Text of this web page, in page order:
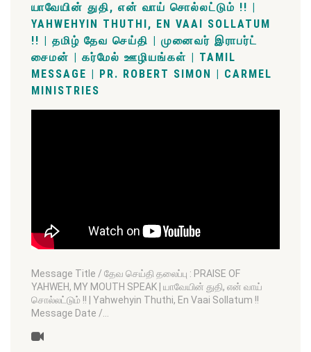
யாவேயின் துதி, என் வாய் சொல்லட்டும் !! |
YAHWEHYIN THUTHI, EN VAAI SOLLATUM
!! | தமிழ் தேவ செய்தி | முனைவர் இராபர்ட்
சைமன் | கர்மேல் ஊழியங்கள் | TAMIL
MESSAGE | PR. ROBERT SIMON | CARMEL
MINISTRIES
Message Title / தேவ செய்தி தலைப்பு : PRAISE OF
YAHWEH, MY MOUTH SPEAK | யாவேயின் துதி, என் வாய்
சொல்லட்டும் !! | Yahwehyin Thuthi, En Vaai Sollatum !!
Message Date /…